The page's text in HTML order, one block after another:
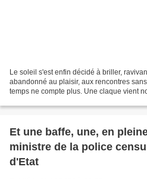
Le soleil s'est enfin décidé à briller,
abandonné au plaisir, aux rencontres
temps ne compte plus. Une claque vient
Et une baffe, une, en pleine poire pour le
ministre de la police
d'Etat